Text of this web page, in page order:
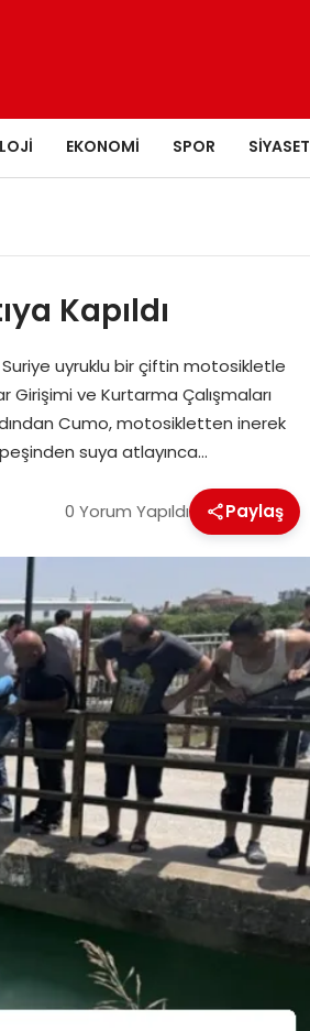
EKONOMI SPOR SIYASET
Kapıldı
uyruklu bir çiftin motosikletle
Girişimi ve Kurtarma Çalışmaları
Cumo, motosikletten inerek
suya atlayınca…
0 Yorum Yapıldı Paylaş